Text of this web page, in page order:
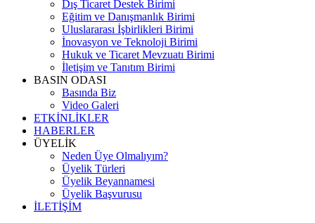
Dış Ticaret Destek Birimi
Eğitim ve Danışmanlık Birimi
Uluslararası İşbirlikleri Birimi
İnovasyon ve Teknoloji Birimi
Hukuk ve Ticaret Mevzuatı Birimi
İletişim ve Tanıtım Birimi
BASIN ODASI
Basında Biz
Video Galeri
ETKİNLİKLER
HABERLER
ÜYELİK
Neden Üye Olmalıyım?
Üyelik Türleri
Üyelik Beyannamesi
Üyelik Başvurusu
İLETİŞİM